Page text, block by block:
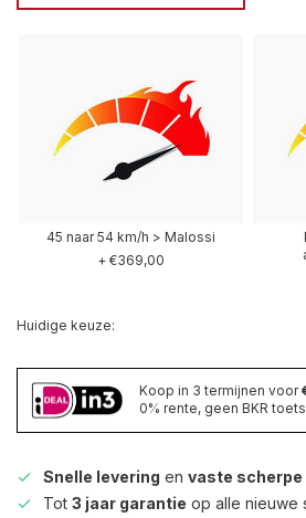
45 naar 54 km/h > Malossi
+ €369,00
Huidige keuze:
Koop in 3 termijnen voor
0% rente, geen BKR
Snelle levering en vaste scherpe
Tot 3 jaar garantie op alle nieuwe